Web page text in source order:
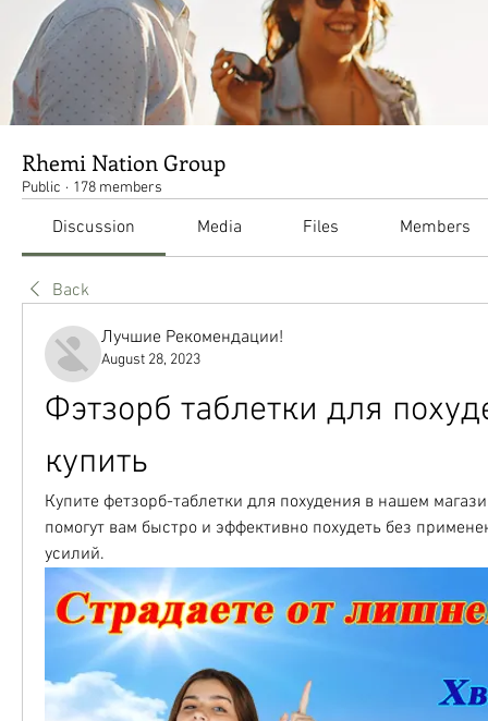
Rhemi Nation Group
Public · 178 members
Discussion Media Files Members
Back
Лучшие Рекомендации!
August 28, 2023
Фэтзорб таблетки для
купить
Купите фетзорб-таблетки для похудения в нашем
помогут вам быстро и эффективно похудеть без
усилий.